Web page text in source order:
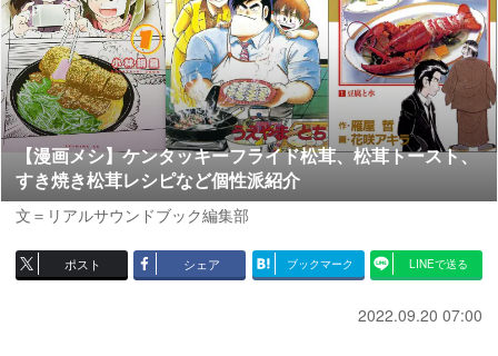
【漫画メシ】ケンタッキーフライド松茸、松茸トースト、
すき焼き松茸レシピなど個性派紹介
文＝リアルサウンドブック編集部
ポスト シェア ブックマーク LINEで送る
2022.09.20 07:00